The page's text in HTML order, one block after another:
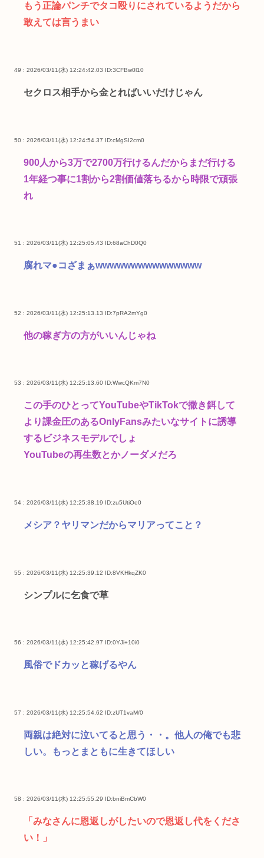
もう正論パンチでタコ殴りにされているようだから
敢えては言うまい
49 : 2026/03/11(水) 12:24:42.03 ID:3CFBw0l10
セクロス相手から金とればいいだけじゃん
50 : 2026/03/11(水) 12:24:54.37 ID:cMgSI2cm0
900人から3万で2700万行けるんだからまだ行ける
1年経つ事に1割から2割価値落ちるから時限で頑張
れ
51 : 2026/03/11(水) 12:25:05.43 ID:68aChD0Q0
腐れマ●コざまぁwwwwwwwwwwwwwww
52 : 2026/03/11(水) 12:25:13.13 ID:7pRA2mYg0
他の稼ぎ方の方がいいんじゃね
53 : 2026/03/11(水) 12:25:13.60 ID:WwcQKm7N0
この手のひとってYouTubeやTikTokで撒き餌して
より課金圧のあるOnlyFansみたいなサイトに誘導
するビジネスモデルでしょ
YouTubeの再生数とかノーダメだろ
54 : 2026/03/11(水) 12:25:38.19 ID:zu5UtiOe0
メシア？ヤリマンだからマリアってこと？
55 : 2026/03/11(水) 12:25:39.12 ID:8VKHkqZK0
シンプルに乞食で草
56 : 2026/03/11(水) 12:25:42.97 ID:0YJi+10i0
風俗でドカッと稼げるやん
57 : 2026/03/11(水) 12:25:54.62 ID:zUT1vaM/0
両親は絶対に泣いてると思う・・。他人の俺でも悲
しい。もっとまともに生きてほしい
58 : 2026/03/11(水) 12:25:55.29 ID:bniBmCbW0
「みなさんに恩返しがしたいので恩返し代をくださ
い！」